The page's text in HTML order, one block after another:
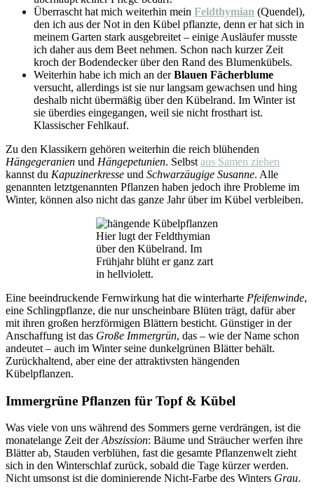
Überrascht hat mich weiterhin mein Feldthymian (Quendel),
den ich aus der Not in den Kübel pflanzte, denn er hat sich in
meinem Garten stark ausgebreitet – einige Ausläufer musste
ich daher aus dem Beet nehmen. Schon nach kurzer Zeit
kroch der Bodendecker über den Rand des Blumenkübels.
Weiterhin habe ich mich an derBlauen Fächerblume
versucht, allerdings ist sie nur langsam gewachsen und hing
deshalb nicht übermäßig über den Kübelrand. Im Winter ist
sie überdies eingegangen, weil sie nicht frosthart ist.
Klassischer Fehlkauf.
Zu den Klassikern gehören weiterhin die reich blühenden
Hängegeranien und Hängepetunien. Selbst aus Samen ziehen
kannst du Kapuzinerkresse und Schwarzäugige Susanne. Alle
genannten letztgenannten Pflanzen haben jedoch ihre Probleme im
Winter, können also nicht das ganze Jahr über im Kübel verbleiben.
Hier lugt der Feldthymian
über den Kübelrand. Im
Frühjahr blüht er ganz zart
in hellviolett.
Eine beeindruckende Fernwirkung hat die winterharte Pfeifenwinde,
eine Schlingpflanze, die nur unscheinbare Blüten trägt, dafür aber
mit ihren großen herzförmigen Blättern besticht. Günstiger in der
Anschaffung ist das Große Immergrün, das – wie der Name schon
andeutet – auch im Winter seine dunkelgrünen Blätter behält.
Zurückhaltend, aber eine der attraktivsten hängenden
Kübelpflanzen.
Immergrüne Pflanzen für Topf & Kübel
Was viele von uns während des Sommers gerne verdrängen, ist die
monatelange Zeit derAbszission: Bäume und Sträucher werfen ihre
Blätter ab, Stauden verblühen, fast die gesamte Pflanzenwelt zieht
sich in den Winterschlaf zurück, sobald die Tage kürzer werden.
Nicht umsonst ist die dominierende Nicht-Farbe des Winters Grau.